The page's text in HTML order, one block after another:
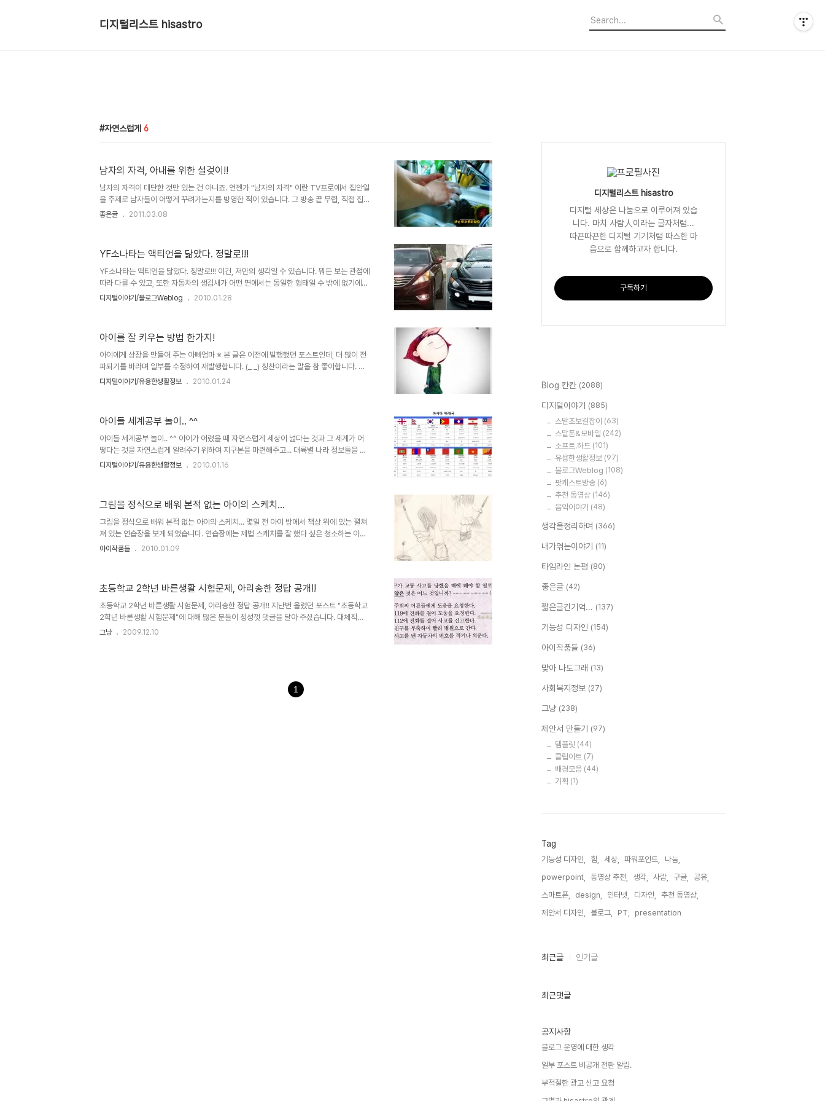
디지털리스트 hisastro
자연스럽게 6
남자의 자격, 아내를 위한 설겆이!!
남자의 자격이 대단한 것만 있는 건 아니죠. 언젠가 "남자의 자격" 이란 TV프로에서 집안일
을 주제로 남자들이 어떻게 꾸려가는지를 방영한 적이 있습니다. 그 방송 끝 무렵, 직접 집
안일을 해본 후 정말 힘들다는 것을 느낀 개그맨 이경규 씨가 마지막 대사로 말을 합니다.
그런데, 아이러니하게도 결혼 전 대부분 남자들은 무엇이든 다 잘해줄 것처럼 예비 아내에
게 말합니다. 그러나 정작 결혼 후 모습은 다들 약속이라도 한 듯 결혼 전 얘기와는..
좋은글 2011.03.08
YF소나타는 액티언을 닮았다. 정말로!!!
YF소나타는 액티언을 닮았다. 정말로!!! 이건, 저만의 생각일 수 있습니다. 뭐든 보는 관점에
따라 다를 수 있고, 또한 자동차의 생김새가 어떤 면에서는 동일한 형태일 수 밖에 없기에
그러한 이유일 수 도 있을테구요... 그러나, 저는 언제부터 그랬는지 정확히 기억이 나지 않
는 저로부터 그런 얘기를 자주 듣는 사람들의 경우는 이제 그만하라고 하기도 합니다. ^^ 아
바타에서 주인공 제이크 설리가 동료들과 대화하는 중에 과학은 관찰이라는 말을..
디지털이야기/블로그Weblog 2010.01.28
아이를 잘 키우는 방법 한가지!
아이에게 상장을 만들어 주는 아빠엄마 ※ 본 글은 이전에 발행했던 포스트인데, 더 많이 전
파되기를 바라며 일부를 수정하여 재발행합니다. (_ _) 칭찬이라는 말을 참 좋아합니다. 우
화를 통한 제목으로도 "칭찬은 고래도 춤추게 한다" 또는 "칭찬은 코끼리도 춤추게 한다"는
우라면, 그동안 아이들이 아빠를 무서워했던 그 때를 상기 시키는 정도로 마무리를 짓습니
다. 사실 쉽지만은 않은 일이지요. 아이를 키우면서 혼내지 않는다는 것이... 지금 ..
디지털이야기/유용한생활정보 2010.01.24
아이들 세계공부 놀이.. ^^
아이들 세계공부 놀이.. ^^ 아이가 어렸을 때 자연스럽게 세상이 넓다는 것과 그 세계가 어
떻다는 것을 자연스럽게 알려주기 위하여 지구본을 마련해주고... 대륙별 나라 정보들을 모
아서 아이와 함께 나라 놀이를 했었습니다. 방법은 대화식으로 아이와 이렇게 했었답니다.
수 있도록 했던 기억이 있습니다. ▲ 6대륙별로 정리한 자료 견본 이미지 스틸 컷 지금은 많
이 뜸하지만... 그 때의 그 재밌게 주고 ..
디지털이야기/유용한생활정보 2010.01.16
그림을 정식으로 배워 본적 없는 아이의 스케치...
그림을 정식으로 배워 본적 없는 아이의 스케치... 몇일 전 아이 방에서 책상 위에 있는 펼쳐
져 있는 연습장을 보게 되었습니다. 연습장에는 제법 스케치를 잘 했다 싶은 청소하는 아이
들의 모습이 그려져 있었는데, 아마도 이 그림또한 블로그에 올려 달라고 할 심사로 그린 것
닌가 살짝 걱정되기도 하는데... 그리고 아이의 그림을 살펴보다 보면 자연스럽게 아이가 어
떤 생각을 하고 있는 건지를 생각하게 되는데, 그림만으로는 제대로 판단할 수..
아이작품들 2010.01.09
초등학교 2학년 바른생활 시험문제, 아리송한 정답 공개!!
초등학교 2학년 바른생활 시험문제, 아리송한 정답 공개!! 지난번 올렸던 포스트 "초등학교
2학년 바른생활 시험문제"에 대해 많은 분들이 정성껏 댓글을 달아 주셨습니다. 대체적으
로 4번과 5번이 답이라고 생각하셨던 것으로 보이는데요... 약속드린대로 오늘 그 답을 공
이들의 시각에서 답을 유추하도록 한다면, 이건 객관식이 아니라 주관식 답안을 통해 ..
그냥 2009.12.10
1
디지털리스트 hisastro
디지털 세상은 나눔으로 이루어져 있습
니다. 마치 사람人이라는 글자처럼...
따끈따끈한 디지털 기기처럼 따스한 마
음으로 함께하고자 합니다.
구독하기
Blog 칸칸 (2088)
디지털이야기 (885)
스맡초보길잡이 (63)
스맡폰&모바일 (242)
소프트.하드 (101)
유용한생활정보 (97)
블로그Weblog (108)
팟캐스트방송 (6)
추천 동영상 (146)
음악이야기 (48)
생각을정리하며 (366)
내가엮는이야기 (11)
타임라인 논평 (80)
좋은글 (42)
짧은글긴기억... (137)
기능성 디자인 (154)
아이작품들 (36)
맞아 나도그래 (13)
사회복지정보 (27)
그냥 (238)
제안서 만들기 (97)
템플릿 (44)
클립아트 (7)
배경모음 (44)
기획 (1)
Tag
기능성 디자인, 힘, 세상, 파워포인트,
나눔,
powerpoint,
동영상 추천, 생각, 사람, 구글,
공유,
스마트폰,
design, 인터넷, 디자인,
추천 동영상,
제안서 디자인,
블로그, PT, presentation,
최
인
최근글 인기글
최근댓글
공지사항
블로그 운영에 대한 생각
일부 포스트 비공개 전환 알림.
부적절한 광고 신고 요청